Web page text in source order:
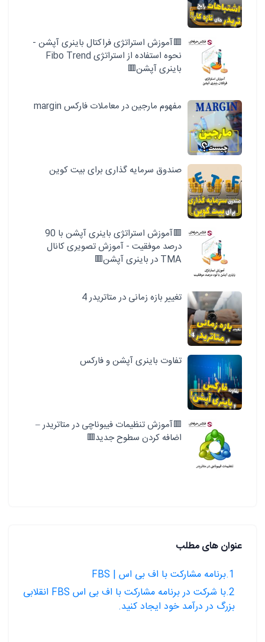
🟥آموزش استراتژی فراکتال باینری آپشن -
نحوه استفاده از استراتژی Fibo Trend
باینری آپشن🟥
مفهوم مارجین در معاملات فارکس margin
صندوق سرمایه گذاری برای بیت کوین
🟥آموزش استراتژی باینری آپشن با 90
درصد موفقیت - آموزش تصویری کانال
TMA در باینری آپشن🟥
تغییر بازه زمانی در متاتریدر 4
تفاوت باینری آپشن و فارکس
🟥آموزش تنظیمات فیبوناچی در متاتریدر –
اضافه کردن سطوح جدید🟥
عنوان های مطلب
1.برنامه مشارکت با اف بی اس | FBS
2.با شرکت در برنامه مشارکت با اف بی اس FBS انقلابی
بزرگ در درآمد خود ایجاد کنید.